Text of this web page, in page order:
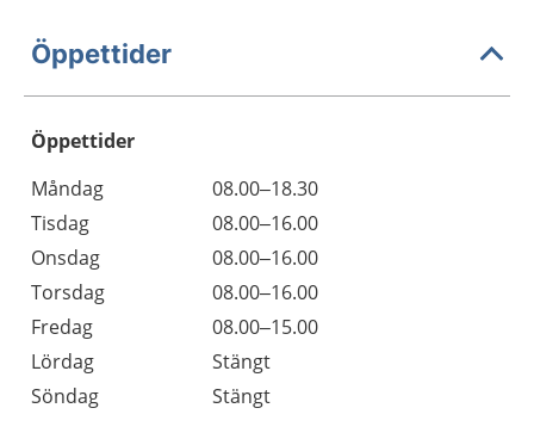
Öppettider
Öppettider
Dag
Öppettider
Kommentarer
Måndag
08.00–18.30
Tisdag
08.00–16.00
Onsdag
08.00–16.00
Torsdag
08.00–16.00
Fredag
08.00–15.00
Lördag
Stängt
Söndag
Stängt